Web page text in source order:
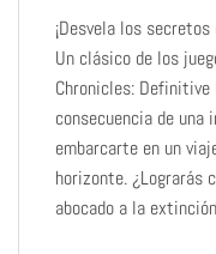
¡Desvela los
Un clásico de los
Chronicles:
consecuencia de una
embarcarte en un
horizonte. ¿Lograrás
abocado a la